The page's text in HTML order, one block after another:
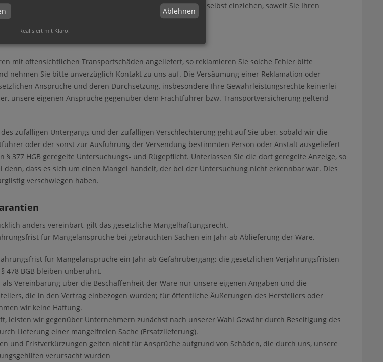
ermächtigt, wir dürfen Forderungen jedoch auch selbst einziehen, soweit Sie Ihren
mit offensichtlichen Transportschäden angeliefert, so reklamieren Sie solche Fehler bitte
nehmen Sie bitte unverzüglich Kontakt zu uns auf. Die Versäumung einer Reklamation oder
Ansprüche und deren Durchsetzung, insbesondere Ihre Gewährleistungsrechte keinerlei
unsere eigenen Ansprüche gegenüber dem Frachtführer bzw. Transportversicherung geltend
zufälligen Untergangs und der zufälligen Verschlechterung geht auf Sie über, sobald wir die
oder der sonst zur Ausführung der Versendung bestimmten Person oder Anstalt ausgeliefert
377 HGB geregelte Untersuchungs- und Rügepflicht. Unterlassen Sie die dort geregelte Anzeige, so
denn, dass es sich um einen Mangel handelt, der bei der Untersuchung nicht erkennbar war. Dies
verschwiegen haben.
anders vereinbart, gilt das gesetzliche Mängelhaftungsrecht.
für Mängelansprüche bei gebrauchten Sachen ein Jahr ab Ablieferung der Ware.
für Mängelansprüche ein Jahr ab Gefahrübergang; die gesetzlichen Verjährungsfristen
478 BGB bleiben unberührt.
Vereinbarung über die Beschaffenheit der Ware nur unsere eigenen Angaben und die
die in den Vertrag einbezogen wurden; für öffentliche Äußerungen des Herstellers oder
wir keine Haftung.
leisten wir gegenüber Unternehmern zunächst nach unserer Wahl Gewähr durch Beseitigung des
Lieferung einer mangelfreien Sache (Ersatzlieferung).
und Fristverkürzungen gelten nicht für Ansprüche aufgrund von Schäden, die durch uns, unsere
verursacht wurden
Ablehnen
Realisiert mit Klaro!